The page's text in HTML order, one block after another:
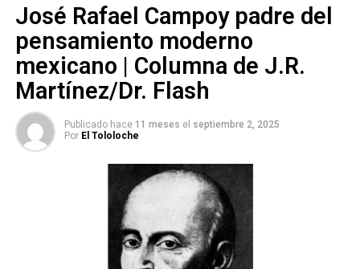
José Rafael Campoy padre del
pensamiento moderno
mexicano | Columna de J.R.
Martínez/Dr. Flash
Publicado hace 11 meses el septiembre 2, 2025
Por El Tololoche